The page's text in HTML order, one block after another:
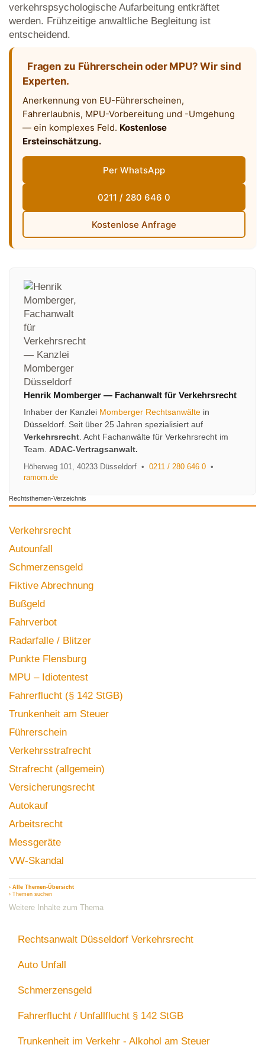
verkehrspsychologische Aufarbeitung entkräftet
werden. Frühzeitige anwaltliche Begleitung ist
entscheidend.
Fragen zu Führerschein oder MPU? Wir sind
Experten.
Anerkennung von EU-Führerscheinen,
Fahrerlaubnis, MPU-Vorbereitung und -Umgehung
— ein komplexes Feld. Kostenlose
Ersteinschätzung.
Per WhatsApp
0211 / 280 646 0
Kostenlose Anfrage
Henrik Momberger — Fachanwalt für Verkehrsrecht
Inhaber der Kanzlei Momberger Rechtsanwälte in
Düsseldorf. Seit über 25 Jahren spezialisiert auf
Verkehrsrecht . Acht Fachanwälte für Verkehrsrecht im
Team. ADAC-Vertragsanwalt.
Höherweg 101, 40233 Düsseldorf • 0211 / 280 646 0 •
ramom.de
Rechtsthemen-Verzeichnis
Verkehrsrecht
Autounfall
Schmerzensgeld
Fiktive Abrechnung
Bußgeld
Fahrverbot
Radarfalle / Blitzer
Punkte Flensburg
MPU – Idiotentest
Fahrerflucht (§ 142 StGB)
Trunkenheit am Steuer
Führerschein
Verkehrsstrafrecht
Strafrecht (allgemein)
Versicherungsrecht
Autokauf
Arbeitsrecht
Messgeräte
VW-Skandal
› Alle Themen-Übersicht
› Themen suchen
Weitere Inhalte zum Thema
Rechtsanwalt Düsseldorf Verkehrsrecht
Auto Unfall
Schmerzensgeld
Fahrerflucht / Unfallflucht § 142 StGB
Trunkenheit im Verkehr - Alkohol am Steuer